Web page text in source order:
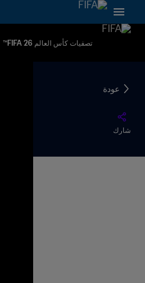
تصفيات كأس العالم FIFA 26™
عودة
شارك